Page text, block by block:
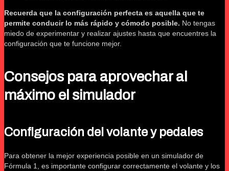
Recuerda que la configuración perfecta es aquella que te
permite conducir lo más rápido y cómodo posible. No tengas
miedo de experimentar y realizar ajustes hasta que encuentres la
configuración que te funcione mejor.
Consejos para aprovechar al
máximo el simulador
Configuración del volante y pedales
Para obtener la mejor experiencia posible en un simulador de
Fórmula 1, es importante configurar correctamente el volante y los